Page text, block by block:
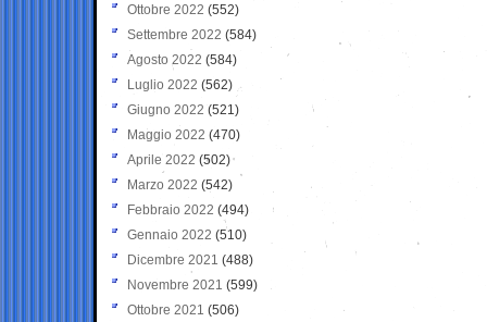
Ottobre 2022 (552)
Settembre 2022 (584)
Agosto 2022 (584)
Luglio 2022 (562)
Giugno 2022 (521)
Maggio 2022 (470)
Aprile 2022 (502)
Marzo 2022 (542)
Febbraio 2022 (494)
Gennaio 2022 (510)
Dicembre 2021 (488)
Novembre 2021 (599)
Ottobre 2021 (506)